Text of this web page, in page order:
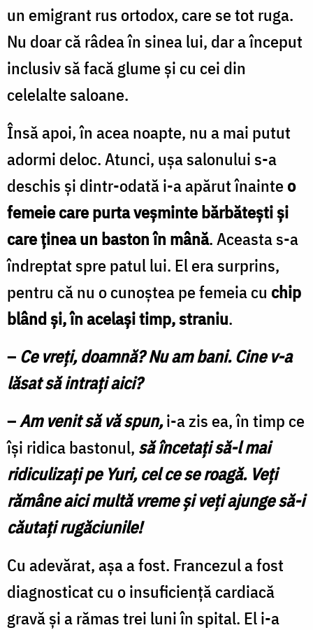
un emigrant rus ortodox, care se tot ruga.
Nu doar că râdea în sinea lui, dar a început
inclusiv să facă glume și cu cei din
celelalte saloane.
Însă apoi, în acea noapte, nu a mai putut
adormi deloc. Atunci, uşa salonului s-a
deschis şi dintr-odată i-a apărut înainteo
femeie care purta veşminte bărbăteşti și
care ținea un baston în mână. Aceasta s-a
îndreptat spre patul lui. El era surprins,
pentru că nu o cunoștea pe femeia cu chip
blând și, în același timp, straniu.
– Ce vreţi, doamnă? Nu am bani. Cine v-a
lăsat să intraţi aici?
–Am venit să vă spun,i-a zis ea, în timp ce
îşi ridica bastonul, să încetaţi să-l mai
ridiculizaţi pe Yuri, cel ce se roagă. Veţi
rămâne aici multă vreme și veți ajunge să-i
căutați rugăciunile!
Cu adevărat, aşa a fost. Francezul a fost
diagnosticat cu o insuficienţă cardiacă
gravă şi a rămas trei luni în spital. El i-a